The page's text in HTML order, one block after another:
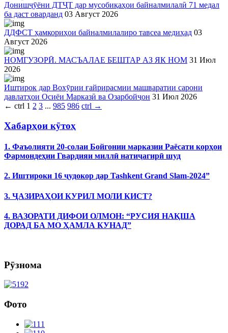
Донишҷӯёни ДТҶТ дар мусобиқаҳои байналмилалӣ 71 медал
ба даст оварданд 03 Август 2026
ДДФСТ ҳамкориҳои байналмилалиро тавсеа медиҳад 03
Август 2026
НОМГУЗОРӢ. МАСЪАЛАЕ БЕШТАР АЗ ЯК НОМ 31 Июл
2026
Иштирок дар Вохӯрии ғайрирасмии машваратии сарони
давлатҳои Осиёи Марказӣ ва Озарбойҷон 31 Июл 2026
← ctrl 1 2 3 ... 985 986 ctrl →
Хабарҳои кӯтоҳ
1. Фаъолияти 20-солаи Бойгонии марказии Раёсати корҳои
Фармондеҳии Гвардияи миллӣ натиҷагирӣ шуд
2. Иштироки 16 ҷудокор дар Tashkent Grand Slam-2024”
3. ҶАЗИРАҲОИ КУРИЛ МОЛИ КИСТ?
4. ВАЗОРАТИ ДИФОИ ОЛМОН: “РУСИЯ НАҚША
ДОРАД БА МО ҲАМЛА КУНАД”
Рӯзнома
Фото